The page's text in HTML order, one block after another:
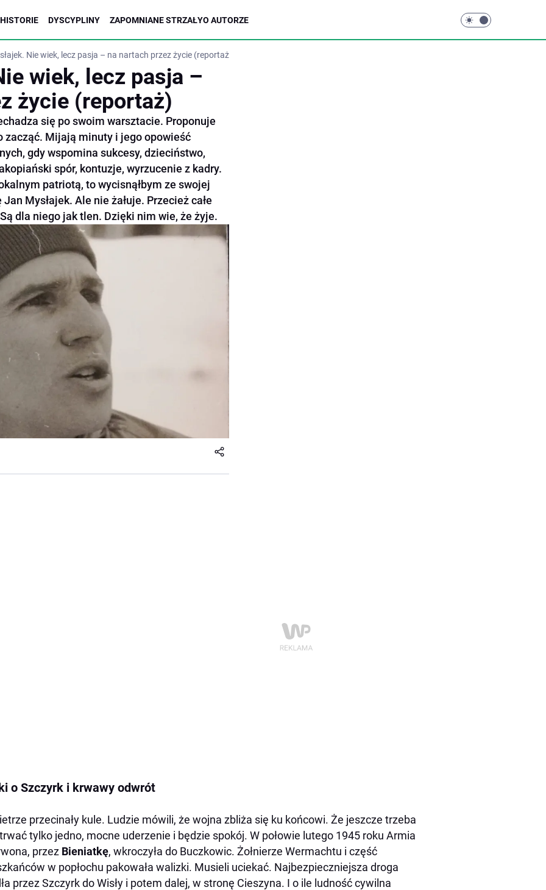
HISTORIE DYSCYPLINY ZAPOMNIANE STRZAŁYO AUTORZE
Nie wiek, lecz pasja – na nartach przez życie (reportaż)
wiek, lecz pasja –
życie (reportaż)
się po swoim warsztacie. Proponuje
zacząć. Mijają minuty i jego opowieść
gdy wspomina sukcesy, dzieciństwo,
spór, kontuzje, wyrzucenie z kadry.
patriotą, to wycisnąłbym ze swojej
Mysłajek. Ale nie żałuje. Przecież całe
dla niego jak tlen. Dzięki nim wie, że żyje.
o Szczyrk i krwawy odwrót
przecinały kule. Ludzie mówili, że wojna zbliża się ku końcowi. Że jeszcze trzeba
tylko jedno, mocne uderzenie i będzie spokój. W połowie lutego 1945 roku Armia
przez Bieniatkę, wkroczyła do Buczkowic. Żołnierze Wermachtu i część
w popłochu pakowała walizki. Musieli uciekać. Najbezpieczniejsza droga
przez Szczyrk do Wisły i potem dalej, w stronę Cieszyna. I o ile ludność cywilna